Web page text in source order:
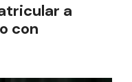
a
con